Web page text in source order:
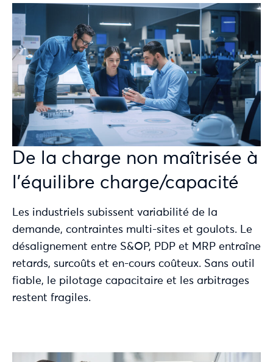
De la charge non maîtrisée à
l’équilibre charge/capacité
Les industriels subissent variabilité de la
demande, contraintes multi-sites et goulots. Le
désalignement entre S&OP, PDP et MRP entraîne
retards, surcoûts et en-cours coûteux. Sans outil
fiable, le pilotage capacitaire et les arbitrages
restent fragiles.